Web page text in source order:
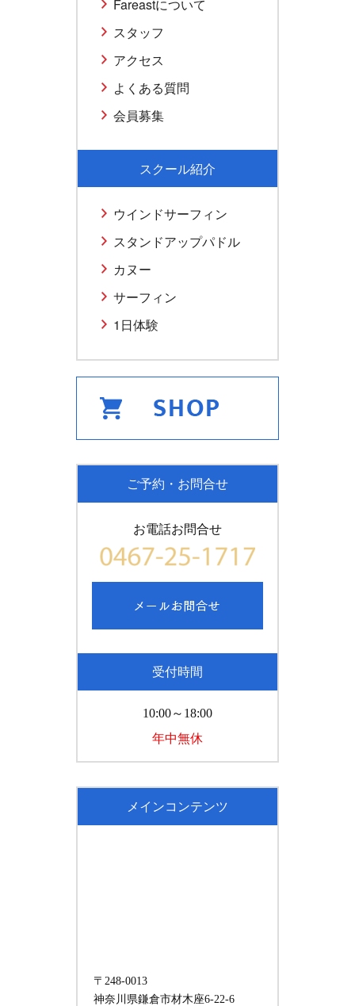
Fareastについて
スタッフ
アクセス
よくある質問
会員募集
スクール紹介
ウインドサーフィン
スタンドアップパドル
カヌー
サーフィン
1日体験
ご予約・お問合せ
お電話お問合せ
受付時間
10:00～18:00
年中無休
メインコンテンツ
〒248-0013
神奈川県鎌倉市材木座6-22-6